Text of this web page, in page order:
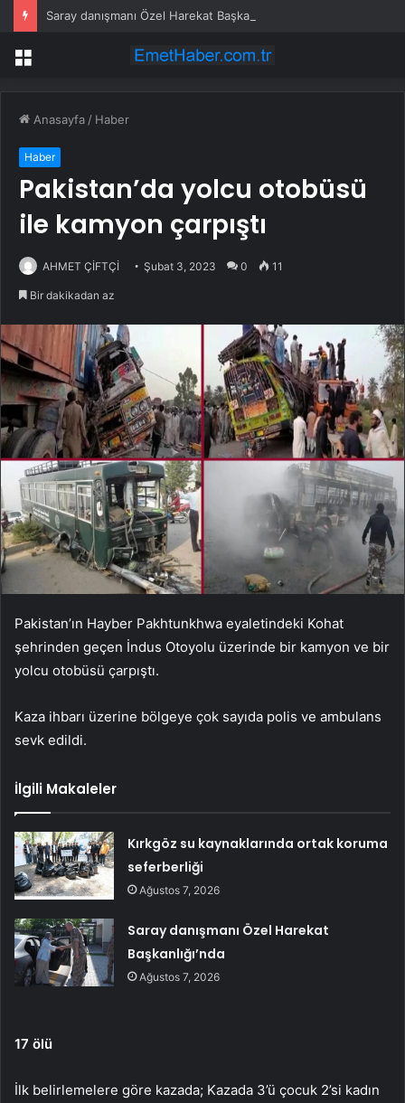
Saray danışmanı Özel Harekat Başkanlığı’nda
Menü
Anasayfa / Haber
Haber
Pakistan’da yolcu otobüsü
ile kamyon çarpıştı
AHMET ÇİFTÇİ Şubat 3, 2023 0 11
Bir dakikadan az
Pakistan’ın Hayber Pakhtunkhwa eyaletindeki Kohat
şehrinden geçen İndus Otoyolu üzerinde bir kamyon ve bir
yolcu otobüsü çarpıştı.
Kaza ihbarı üzerine bölgeye çok sayıda polis ve ambulans
sevk edildi.
İlgili Makaleler
Kırkgöz su kaynaklarında ortak koruma
seferberliği
Ağustos 7, 2026
Saray danışmanı Özel Harekat
Başkanlığı’nda
Ağustos 7, 2026
17 ölü
İlk belirlemelere göre kazada; Kazada 3’ü çocuk 2’si kadın